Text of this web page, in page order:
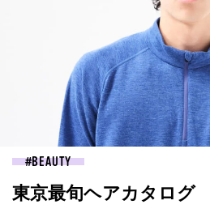
BEAUTY
東京最旬ヘアカタログ